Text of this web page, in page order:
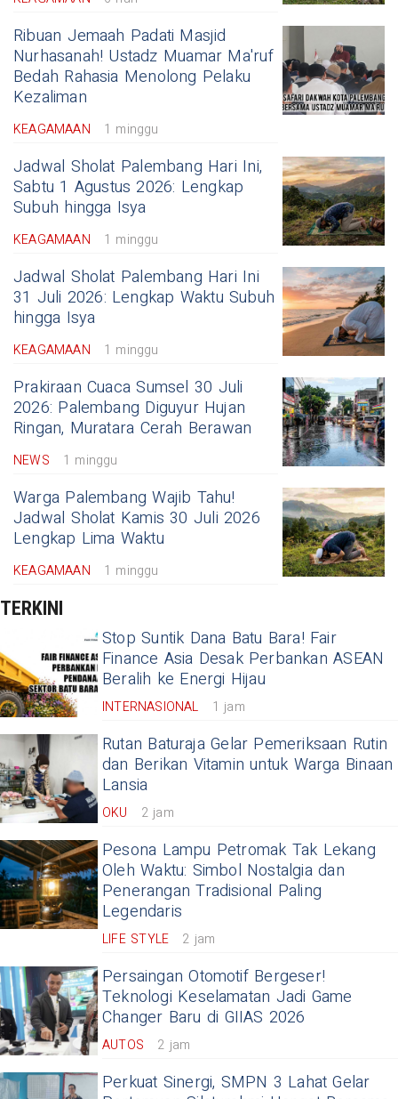
Ribuan Jemaah Padati Masjid
Nurhasanah! Ustadz Muamar Ma'ruf
Bedah Rahasia Menolong Pelaku
Kezaliman
KEAGAMAAN 1 minggu
Jadwal Sholat Palembang Hari Ini,
Sabtu 1 Agustus 2026: Lengkap
Subuh hingga Isya
KEAGAMAAN 1 minggu
Jadwal Sholat Palembang Hari Ini
31 Juli 2026: Lengkap Waktu Subuh
hingga Isya
KEAGAMAAN 1 minggu
Prakiraan Cuaca Sumsel 30 Juli
2026: Palembang Diguyur Hujan
Ringan, Muratara Cerah Berawan
NEWS 1 minggu
Warga Palembang Wajib Tahu!
Jadwal Sholat Kamis 30 Juli 2026
Lengkap Lima Waktu
KEAGAMAAN 1 minggu
TERKINI
Stop Suntik Dana Batu Bara! Fair
Finance Asia Desak Perbankan ASEAN
Beralih ke Energi Hijau
INTERNASIONAL 1 jam
Rutan Baturaja Gelar Pemeriksaan Rutin
dan Berikan Vitamin untuk Warga Binaan
Lansia
OKU 2 jam
Pesona Lampu Petromak Tak Lekang
Oleh Waktu: Simbol Nostalgia dan
Penerangan Tradisional Paling
Legendaris
LIFE STYLE 2 jam
Persaingan Otomotif Bergeser!
Teknologi Keselamatan Jadi Game
Changer Baru di GIIAS 2026
AUTOS 2 jam
Perkuat Sinergi, SMPN 3 Lahat Gelar